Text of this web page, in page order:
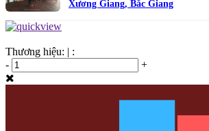
Xương Giang, Bắc Giang
Thương hiệu: | :
-
+